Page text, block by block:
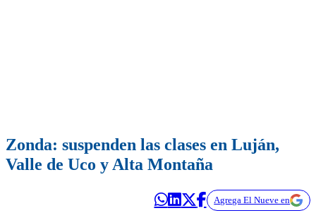
Zonda: suspenden las clases en Luján,
Valle de Uco y Alta Montaña
Agrega El Nueve en